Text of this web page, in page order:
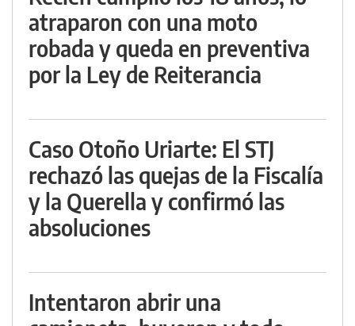
atraparon con una moto
robada y queda en preventiva
por la Ley de Reiterancia
Caso Otoño Uriarte: El STJ
rechazó las quejas de la Fiscalía
y la Querella y confirmó las
absoluciones
Intentaron abrir una